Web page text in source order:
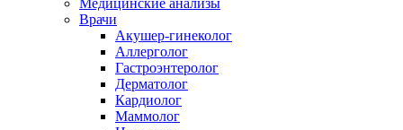
Врачи
Акушер-гинеколог
Аллерголог
Гастроэнтеролог
Дерматолог
Кардиолог
Маммолог